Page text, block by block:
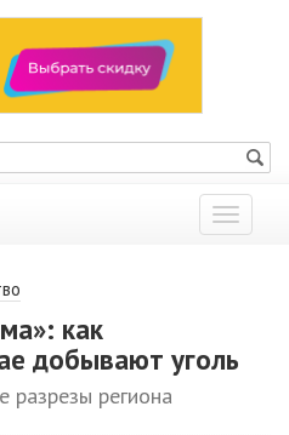
Показать
меню
как
добывают уголь
разрезы региона